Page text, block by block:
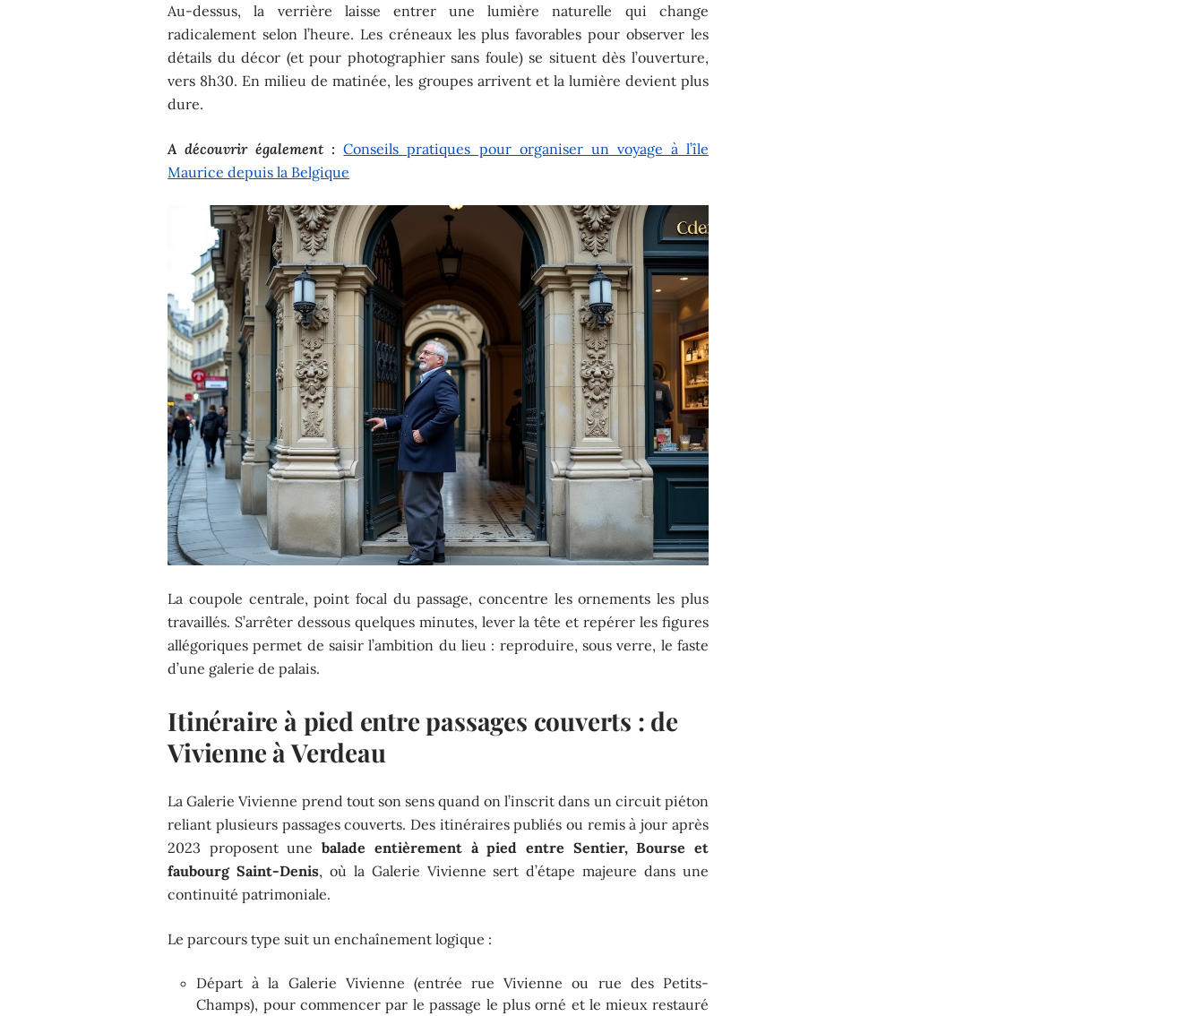
Au-dessus, la verrière laisse entrer une lumière naturelle qui change
radicalement selon l’heure. Les créneaux les plus favorables pour observer les
détails du décor (et pour photographier sans foule) se situent dès l’ouverture,
vers 8h30. En milieu de matinée, les groupes arrivent et la lumière devient plus
dure.
A découvrir également : Conseils pratiques pour organiser un voyage à l’île
Maurice depuis la Belgique
La coupole centrale, point focal du passage, concentre les ornements les plus
travaillés. S’arrêter dessous quelques minutes, lever la tête et repérer les figures
allégoriques permet de saisir l’ambition du lieu : reproduire, sous verre, le faste
d’une galerie de palais.
Itinéraire à pied entre passages couverts : de
Vivienne à Verdeau
La Galerie Vivienne prend tout son sens quand on l’inscrit dans un circuit piéton
reliant plusieurs passages couverts. Des itinéraires publiés ou remis à jour après
2023 proposent unebalade entièrement à pied entre Sentier, Bourse et
faubourg Saint-Denis, où la Galerie Vivienne sert d’étape majeure dans une
continuité patrimoniale.
Le parcours type suit un enchaînement logique :
Départ à la Galerie Vivienne (entrée rue Vivienne ou rue des Petits-
Champs), pour commencer par le passage le plus orné et le mieux restauré